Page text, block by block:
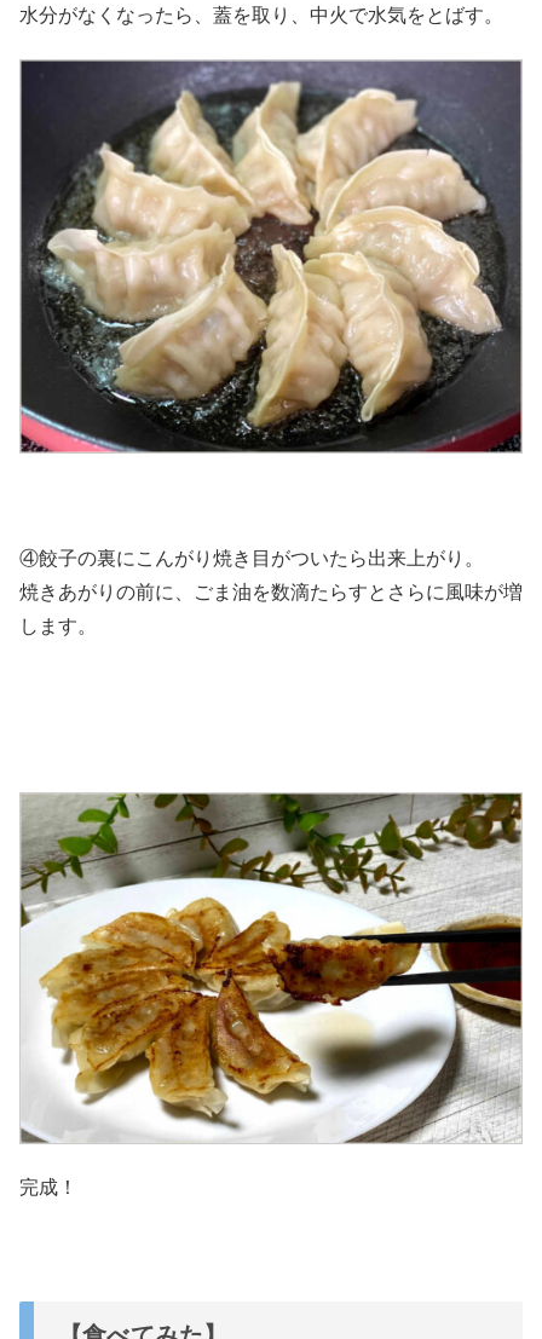
水分がなくなったら、蓋を取り、中火で水気をとばす。
④餃子の裏にこんがり焼き目がついたら出来上がり。
焼きあがりの前に、ごま油を数滴たらすとさらに風味が増
します。
完成！